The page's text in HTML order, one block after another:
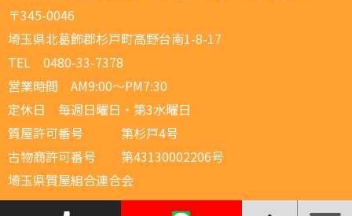
〒345-0046
埼玉県北葛飾郡杉戸町高野台南1-8-17
TEL 0480-33-7378
営業時間 AM9:00～PM7:30
定休日 毎週日曜日・第3水曜日
質屋許可番号 第杉戸4号
古物商許可番号 第43130002206号
埼玉県質屋組合連合会